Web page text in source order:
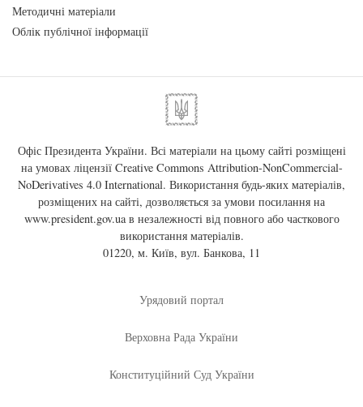
Методичні матеріали
Облік публічної інформації
Офіс Президента України. Всі матеріали на цьому сайті розміщені
на умовах ліцензії Creative Commons Attribution-NonCommercial-
NoDerivatives 4.0 International. Використання будь-яких матеріалів,
розміщених на сайті, дозволяється за умови посилання на
www.president.gov.uaв незалежності від повного або часткового
використання матеріалів.
01220, м. Київ, вул. Банкова, 11
Урядовий портал
Верховна Рада України
Конституційний Суд України